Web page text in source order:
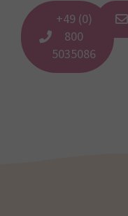
+49 (0)
800
5035086